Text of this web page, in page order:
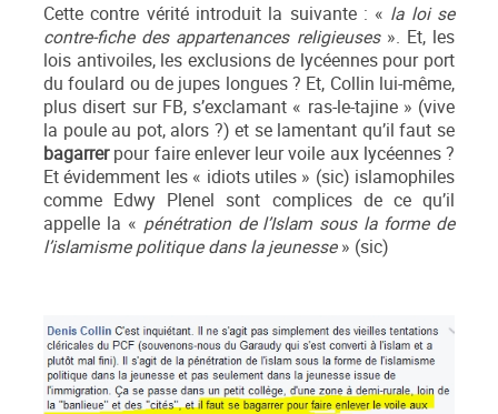
Cette contre vérité introduit la suivante : « la loi se
contre-fiche des appartenances religieuses». Et, les
lois antivoiles, les exclusions de lycéennes pour port
du foulard ou de jupes longues ? Et, Collin lui-même,
plus disert sur FB, s’exclamant « ras-le-tajine » (vive
la poule au pot, alors ?) et se lamentant qu’il faut se
bagarrerpour faire enlever leur voile aux lycéennes ?
Et évidemment les « idiots utiles » (sic) islamophiles
comme Edwy Plenel sont complices de ce qu’il
appelle la « pénétration de l’Islam sous la forme de
l’islamisme politique dans la jeunesse» (sic)